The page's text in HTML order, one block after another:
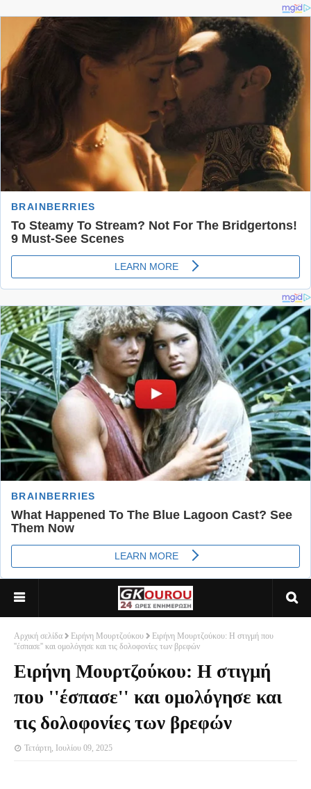
Αρχική σελίδα Ειρήνη Μουρτζούκου
Ειρήνη Μουρτζούκου: Η στιγμή που
''έσπασε'' και ομολόγησε και τις δολοφονίες των βρεφών
Ειρήνη Μουρτζούκου: Η στιγμή
που ''έσπασε'' και ομολόγησε και
τις δολοφονίες των βρεφών
Τετάρτη, Ιουλίου 09, 2025